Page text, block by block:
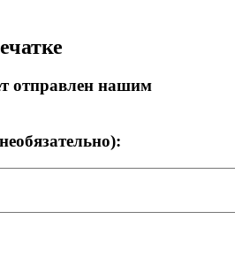
отправлен нашим